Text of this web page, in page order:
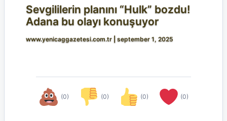
Sevgililerin planını “Hulk” bozdu!
Adana bu olayı konuşuyor
www.yenicaggazetesi.com.tr september 1, 2025
(0) (0) (0) (0)